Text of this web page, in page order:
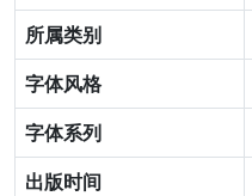
所属类别
字体风格
字体系列
出版时间